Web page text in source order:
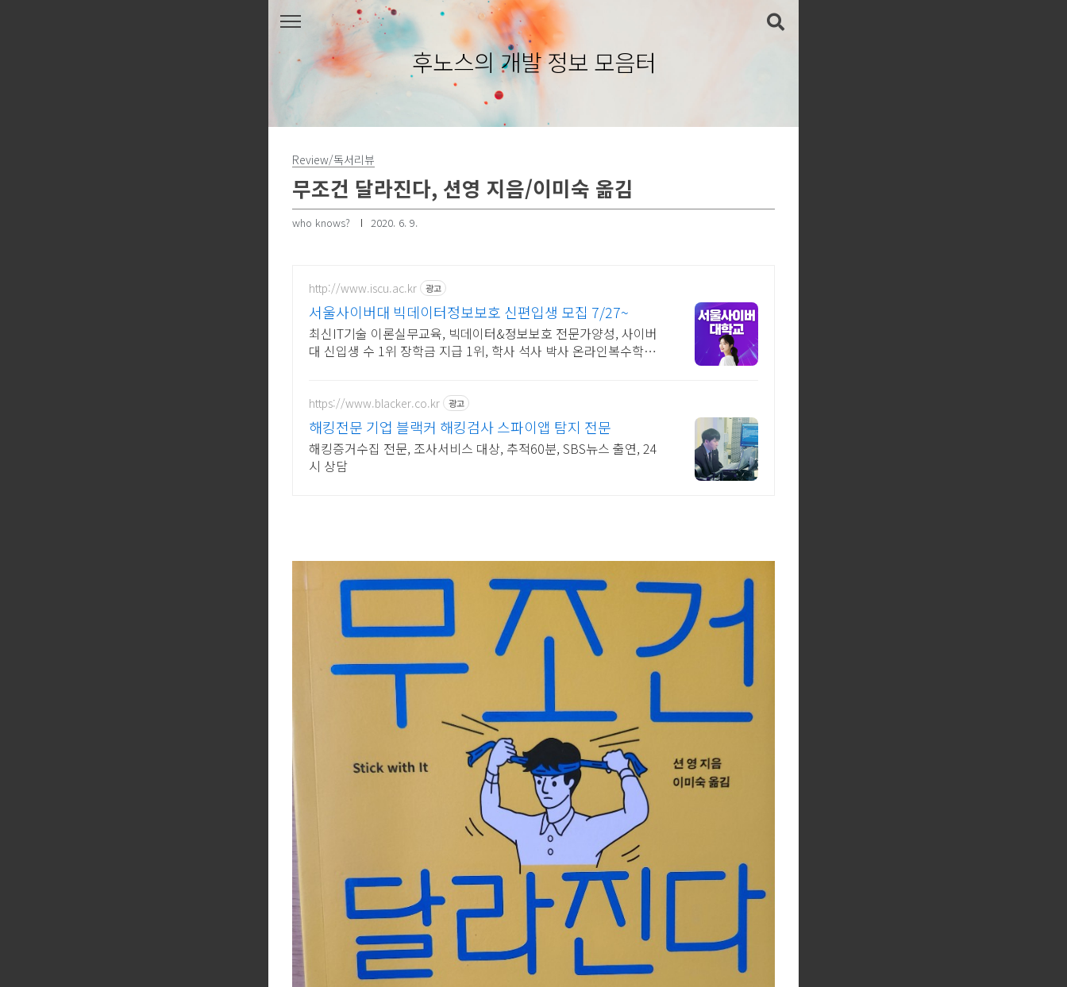
후노스의 개발 정보 모음터
Review/독서리뷰
무조건 달라진다, 션영 지음/이미숙 옮김
who knows? 2020. 6. 9.
http://www.iscu.ac.kr 광고
서울사이버대 빅데이터정보보호 신편입생 모집 7/27~
최신IT기술 이론실무교육, 빅데이터&정보보호 전문가양성, 사이버
대 신입생 수 1위 장학금 지급 1위, 학사 석사 박사 온라인복수학위
https://www.blacker.co.kr 광고
해킹전문 기업 블랙커 해킹검사 스파이앱 탐지 전문
해킹증거수집 전문, 조사서비스 대상, 추적60분, SBS뉴스 출연, 24
시 상담